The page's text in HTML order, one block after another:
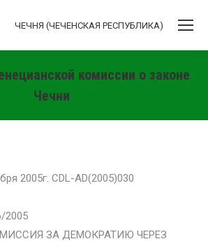
ЧЕЧНЯ (ЧЕЧЕНСКАЯ РЕСПУБЛИКА)
комиссии о законе
Чечни
2005г. CDL-AD(2005)030
2005
ЗА ДЕМОКРАТИЮ ЧЕРЕЗ